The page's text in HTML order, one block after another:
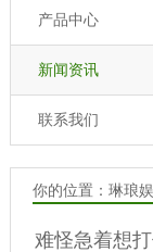
产品中心
新闻资讯
联系我们
你的位置： 琳琅
难怪急着想